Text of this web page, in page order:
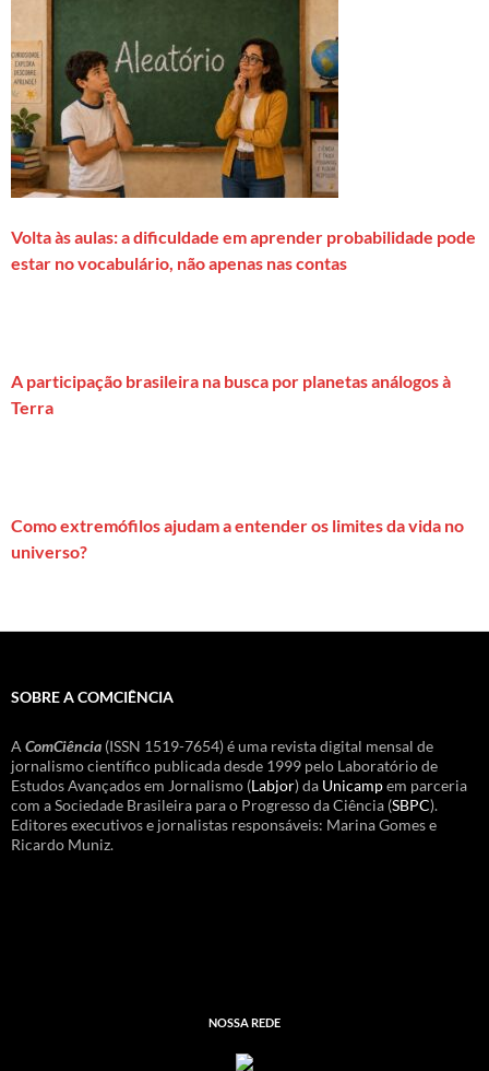
Volta às aulas: a dificuldade em aprender probabilidade pode
estar no vocabulário, não apenas nas contas
A participação brasileira na busca por planetas análogos à
Terra
Como extremófilos ajudam a entender os limites da vida no
universo?
SOBRE A COMCIÊNCIA
A ComCiência (ISSN 1519-7654) é uma revista digital mensal de
jornalismo científico publicada desde 1999 pelo Laboratório de
Estudos Avançados em Jornalismo (Labjor) da Unicampem parceria
com a Sociedade Brasileira para o Progresso da Ciência (SBPC).
Editores executivos e jornalistas responsáveis: Marina Gomes e
Ricardo Muniz.
NOSSA REDE